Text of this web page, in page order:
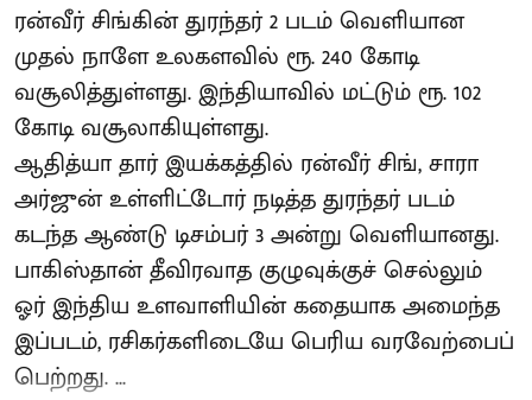
ரன்வீர் சிங்கின் துரந்தர் 2 படம் வெளியான
முதல் நாளே உலகளவில் ரூ. 240 கோடி
வசூலித்துள்ளது. இந்தியாவில் மட்டும் ரூ. 102
கோடி வசூலாகியுள்ளது.
ஆதித்யா தார் இயக்கத்தில் ரன்வீர் சிங், சாரா
அர்ஜுன் உள்ளிட்டோர் நடித்த துரந்தர் படம்
கடந்த ஆண்டு டிசம்பர் 3 அன்று வெளியானது.
பாகிஸ்தான் தீவிரவாத குழுவுக்குச் செல்லும்
ஓர் இந்திய உளவாளியின் கதையாக அமைந்த
இப்படம், ரசிகர்களிடையே பெரிய வரவேற்பைப்
பெற்றது. ...